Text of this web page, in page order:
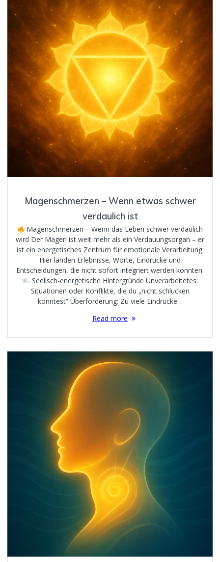
Magenschmerzen – Wenn etwas schwer
verdaulich ist
Magenschmerzen – Wenn das Leben schwer verdaulich
wird Der Magen ist weit mehr als ein Verdauungsorgan – er
ist ein energetisches Zentrum für emotionale Verarbeitung.
Hier landen Erlebnisse, Worte, Eindrücke und
Entscheidungen, die nicht sofort integriert werden konnten.
Seelisch-energetische Hintergründe Unverarbeitetes:
Situationen oder Konflikte, die du „nicht schlucken
konntest“ Überforderung: Zu viele Eindrücke…
Read more